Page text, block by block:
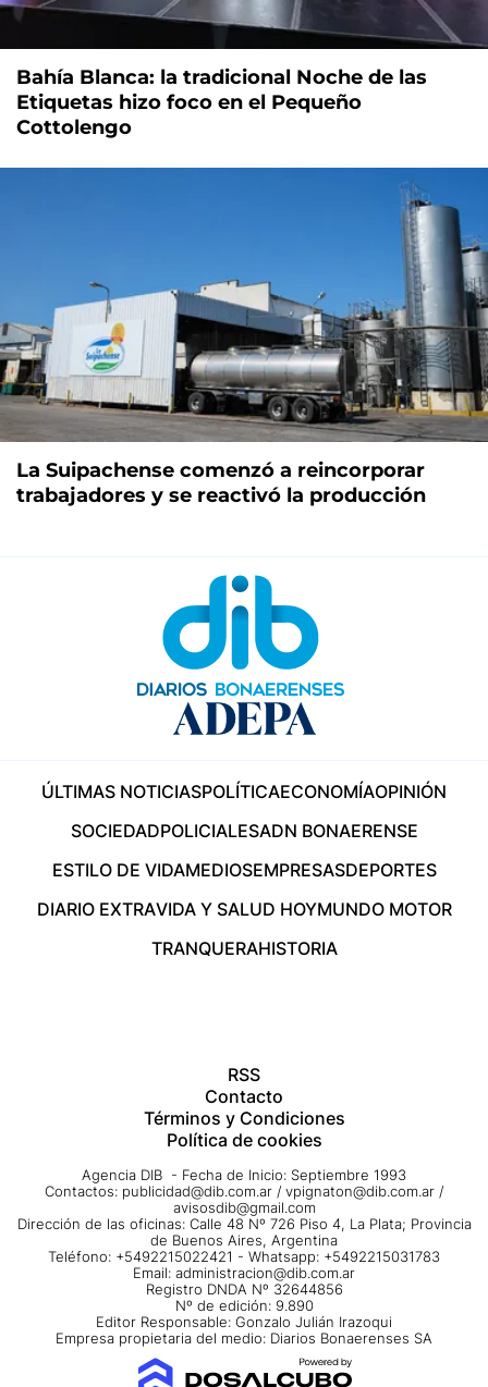
Bahía Blanca: la tradicional Noche de las
Etiquetas hizo foco en el Pequeño
Cottolengo
La Suipachense comenzó a reincorporar
trabajadores y se reactivó la producción
ÚLTIMAS NOTICIASPOLÍTICAECONOMÍAOPINIÓN
SOCIEDADPOLICIALESADN BONAERENSE
ESTILO DE VIDAMEDIOSEMPRESASDEPORTES
DIARIO EXTRAVIDA Y SALUD HOYMUNDO MOTOR
TRANQUERAHISTORIA
RSS
Contacto
Términos y Condiciones
Política de cookies
Agencia DIB - Fecha de Inicio: Septiembre 1993
Contactos: publicidad@dib.com.ar / vpignaton@dib.com.ar /
avisosdib@gmail.com
Dirección de las oficinas: Calle 48 Nº 726 Piso 4, La Plata; Provincia
de Buenos Aires, Argentina
Teléfono: +5492215022421 - Whatsapp: +5492215031783
Email: administracion@dib.com.ar
Registro DNDA Nº 32644856
Nº de edición: 9.890
Editor Responsable: Gonzalo Julián Irazoqui
Empresa propietaria del medio: Diarios Bonaerenses SA